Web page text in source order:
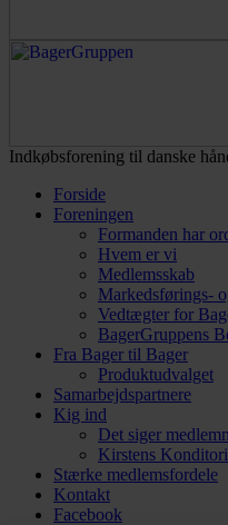
Indkøbsforening til danske
Forside
Foreningen
Formanden har
Hvem er vi
Medlemsskab
Markedsførings-
Vedtægter for
BagerGruppens
Fra Bager til Bager
Produktudvalget
Samarbejdspartnere
Kig ind
Det siger
Kirstens Konditori
Stærke medlemsfordele
Kontakt
Facebook